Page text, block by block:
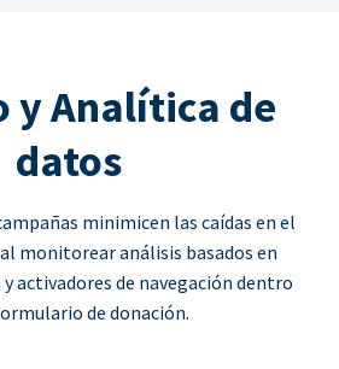
y Analítica de
datos
minimicen las caídas en el
monitorear análisis basados en
activadores de navegación dentro
de donación.